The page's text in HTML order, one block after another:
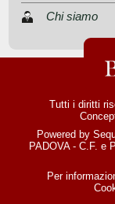
Chi siamo
Tutti i diritti
Powered by
PADOVA - C.F. e
Per